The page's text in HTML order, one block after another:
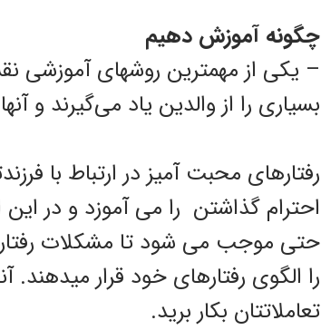
چگونه آموزش دهیم
– یکی از مهمترین روشهای آموزشی
بسیاری را از والدین یاد می‌گیرند و آنها
رفتارهای محبت آمیز در ارتباط با
احترام گذاشتن را می آموزد و در
حتی موجب می شود تا مشکلات
را الگوی رفتارهای خود قرار
تعاملاتتان بکار برید.